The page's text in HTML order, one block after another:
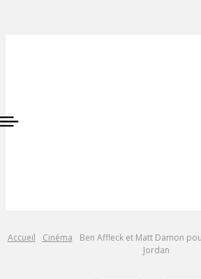
Accueil Cinéma
Ben Affleck et Matt Damon
Jordan